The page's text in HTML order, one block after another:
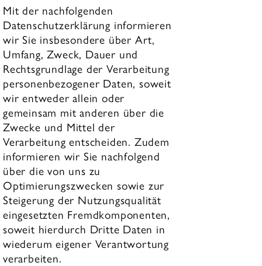
Mit der nachfolgenden
Datenschutzerklärung informieren
wir Sie insbesondere über Art,
Umfang, Zweck, Dauer und
Rechtsgrundlage der Verarbeitung
personenbezogener Daten, soweit
wir entweder allein oder
gemeinsam mit anderen über die
Zwecke und Mittel der
Verarbeitung entscheiden. Zudem
informieren wir Sie nachfolgend
über die von uns zu
Optimierungszwecken sowie zur
Steigerung der Nutzungsqualität
eingesetzten Fremdkomponenten,
soweit hierdurch Dritte Daten in
wiederum eigener Verantwortung
verarbeiten.